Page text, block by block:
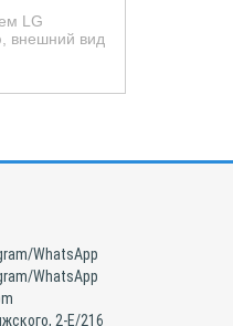
LG
внешний вид
WhatsApp
WhatsApp
2-Е/216